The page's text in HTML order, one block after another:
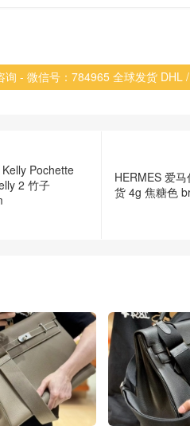
询 - 微信号：784965 全球发货 DHL
Pochette
2 竹子
HERMES 爱
货 4g 焦糖色